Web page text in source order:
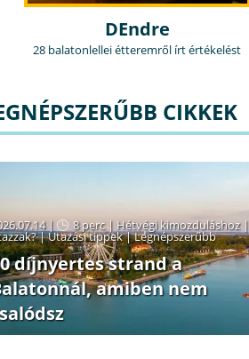
DEndre
28 balatonlellei étteremről írt értékelést
CIKKEK
| 8 perc| Hétvégi kimozduláshoz|
|Utazási tippek|Legnépszerűbb
díjnyertes strand a
amiben nem